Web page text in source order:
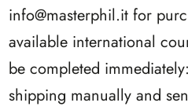
info@masterphil.it for
available international
be completed
shipping manually and